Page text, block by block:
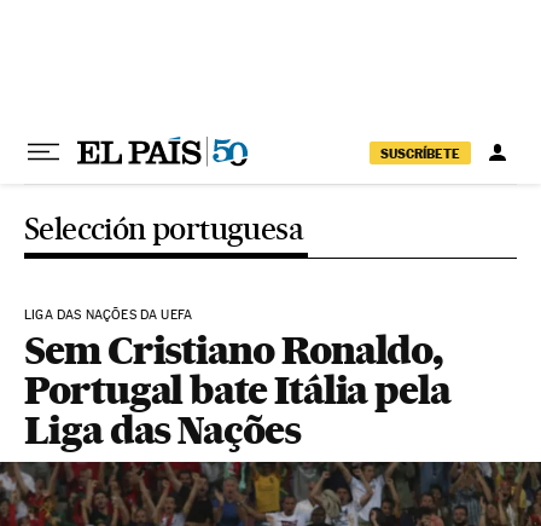
SUSCRÍBETE
Selección portuguesa
LIGA DAS NAÇÕES DA UEFA
Sem Cristiano Ronaldo,
Portugal bate Itália pela
Liga das Nações